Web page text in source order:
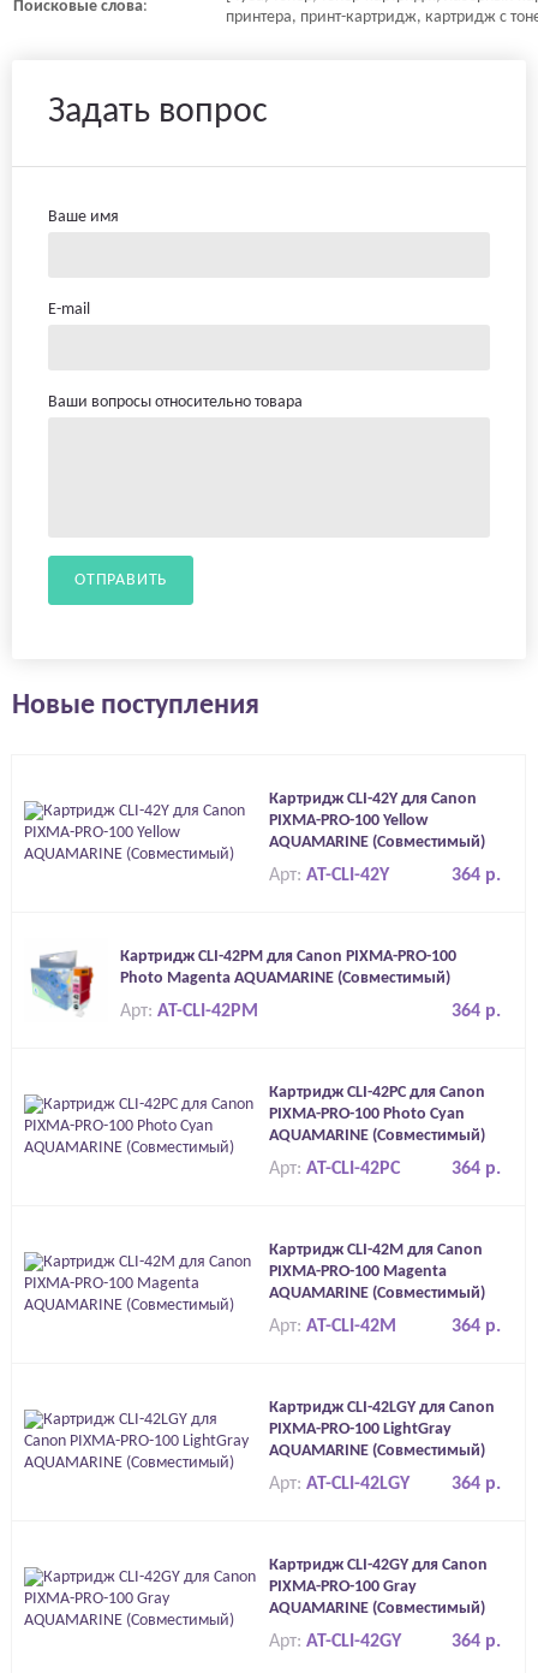
Поисковые слова:
принтера, принт-картридж, картридж с
Задать вопрос
Ваше имя
E-mail
Ваши вопросы относительно товара
ОТПРАВИТЬ
Новые поступления
Картридж CLI-42Y для Canon
PIXMA-PRO-100 Yellow
AQUAMARINE (Совместимый)
364 р.
Арт:AT-CLI-42Y
Картридж CLI-42PM для Canon PIXMA-PRO-100
Photo Magenta AQUAMARINE (Совместимый)
364 р.
Арт: AT-CLI-42PM
Картридж CLI-42PC для Canon
PIXMA-PRO-100 Photo Cyan
AQUAMARINE (Совместимый)
364 р.
Арт: AT-CLI-42PC
Картридж CLI-42M для Canon
PIXMA-PRO-100 Magenta
AQUAMARINE (Совместимый)
364 р.
Арт:AT-CLI-42M
Картридж CLI-42LGY для Canon
PIXMA-PRO-100 LightGray
AQUAMARINE (Совместимый)
364 р.
Арт:AT-CLI-42LGY
Картридж CLI-42GY для Canon
PIXMA-PRO-100 Gray
AQUAMARINE (Совместимый)
364 р.
Арт:AT-CLI-42GY